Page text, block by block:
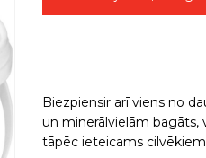
Biezpiensir arī viens no
un minerālvielām bagāts,
tāpēc ieteicams